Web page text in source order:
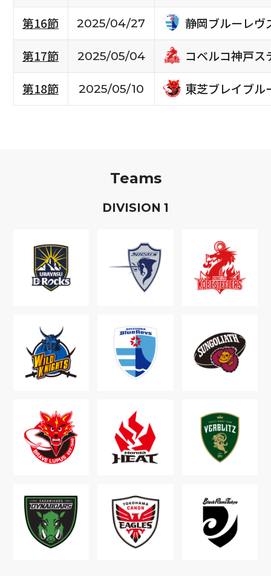
第16節
2025/04/27
静岡ブルーレヴ
第17節
2025/05/04
コベルコ神戸ス
第18節
2025/05/10 東芝ブレイブル
Teams
DIVISION 1